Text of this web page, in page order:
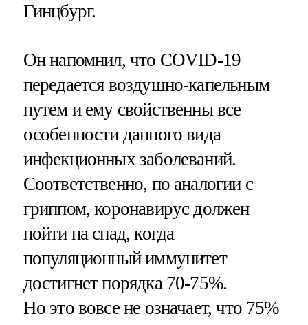
Гинцбург.
Он напомнил, что COVID-19
передается воздушно-капельным
путем и ему свойственны все
особенности данного вида
инфекционных заболеваний.
Соответственно, по аналогии с
гриппом, коронавирус должен
пойти на спад, когда
популяционный иммунитет
достигнет порядка 70-75%.
Но это вовсе не означает, что 75%